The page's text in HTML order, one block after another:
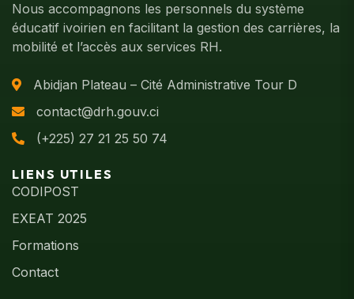
Nous accompagnons les personnels du système
éducatif ivoirien en facilitant la gestion des carrières, la
mobilité et l’accès aux services RH.
Abidjan Plateau – Cité Administrative Tour D
contact@drh.gouv.ci
(+225) 27 21 25 50 74
LIENS UTILES
CODIPOST
EXEAT 2025
Formations
Contact